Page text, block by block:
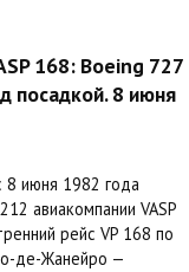
168: Boeing 727
посадкой. 8 июня
8 июня 1982 года
авиакомпании VASP
рейс VP 168 по
де-Жанейро —